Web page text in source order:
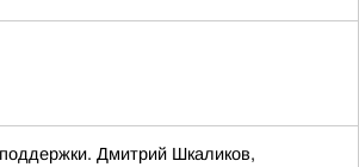
Дмитрий Шкаликов,